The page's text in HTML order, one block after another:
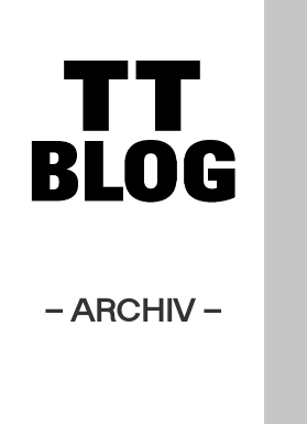
– ARCHIV –